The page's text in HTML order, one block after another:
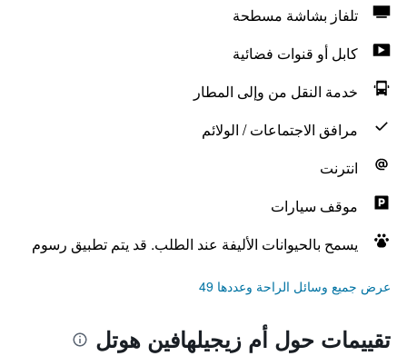
تلفاز بشاشة مسطحة
كابل أو قنوات فضائية
خدمة النقل من وإلى المطار
مرافق الاجتماعات / الولائم
انترنت
موقف سيارات
يسمح بالحيوانات الأليفة عند الطلب. قد يتم تطبيق رسوم
عرض جميع وسائل الراحة وعددها 49
تقييمات حول أم زيجيلهافين هوتل